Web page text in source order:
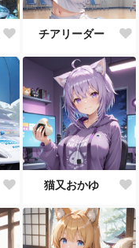
チアリーダー
猫又おかゆ